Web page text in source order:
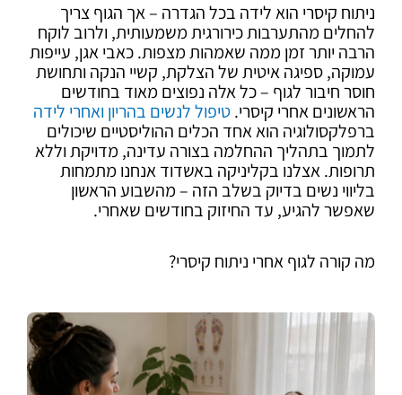
ניתוח קיסרי הוא לידה בכל הגדרה – אך הגוף צריך
להחלים מהתערבות כירורגית משמעותית, ולרוב לוקח
הרבה יותר זמן ממה שאמהות מצפות. כאבי אגן, עייפות
עמוקה, ספיגה איטית של הצלקת, קשיי הנקה ותחושת
חוסר חיבור לגוף – כל אלה נפוצים מאוד בחודשים
הראשונים אחרי קיסרי.טיפול לנשים בהריון ואחרי לידה
ברפלקסולוגיה הוא אחד הכלים ההוליסטיים שיכולים
לתמוך בתהליך ההחלמה בצורה עדינה, מדויקת וללא
תרופות. אצלנו בקליניקה באשדוד אנחנו מתמחות
בליווי נשים בדיוק בשלב הזה – מהשבוע הראשון
שאפשר להגיע, עד החיזוק בחודשים שאחרי.
מה קורה לגוף אחרי ניתוח קיסרי?